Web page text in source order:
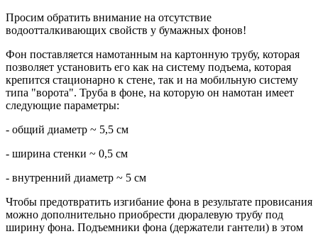
Просим обратить внимание на отсутствие
водоотталкивающих свойств у бумажных фонов!
Фон поставляется намотанным на картонную трубу, которая
позволяет установить его как на систему подъема, которая
крепится стационарно к стене, так и на мобильную систему
типа "ворота". Труба в фоне, на которую он намотан имеет
следующие параметры:
- общий диаметр ~ 5,5 см
- ширина стенки ~ 0,5 см
- внутренний диаметр ~ 5 см
Чтобы предотвратить изгибание фона в результате провисания
можно дополнительно приобрести дюралевую трубу под
ширину фона. Подъемники фона (держатели гантели) в этом